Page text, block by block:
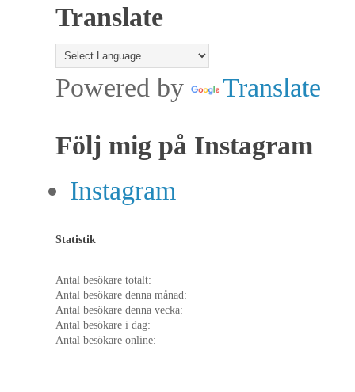
Translate
Powered by
Translate
Följ mig på Instagram
Instagram
Statistik
Antal besökare totalt:
Antal besökare denna månad:
Antal besökare denna vecka:
Antal besökare i dag:
Antal besökare online: